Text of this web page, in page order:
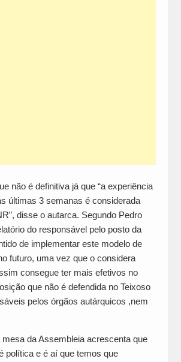
não é definitiva já que “a experiência
últimas 3 semanas é considerada
disse o autarca. Segundo Pedro
do responsável pelo posto da
de implementar este modelo de
futuro, uma vez que o considera
consegue ter mais efetivos no
que não é defendida no Teixoso
pelos órgãos autárquicos ,nem
da Assembleia acrescenta que
política e é aí que temos que